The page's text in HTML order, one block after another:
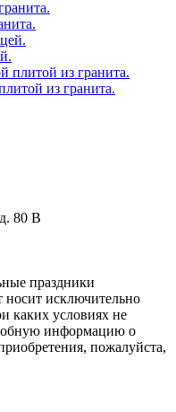
из гранита.
80 В
праздники
исключительно
каких условиях не
информацию о
пожалуйста,